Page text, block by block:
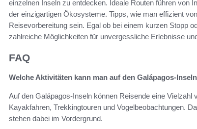
einzelnen Inseln zu entdecken. Ideale Routen führen von
der einzigartigen Ökosysteme. Tipps, wie man effizient
Reisevorbereitung sein. Egal ob bei einem kurzen Stopp
zahlreiche Möglichkeiten für unvergessliche Erlebnisse
FAQ
Welche Aktivitäten kann man auf den Galápagos-
Auf den Galápagos-Inseln können Reisende eine
Kayakfahren, Trekkingtouren und Vogelbeobachtungen.
stehen dabei im Vordergrund.